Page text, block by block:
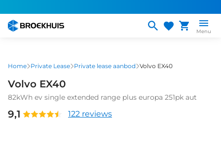
naar
gaan
Menu
Home Private Lease Private lease aanbod Volvo EX40
Volvo EX40
82kWh ev single extended range plus europa 251pk aut
9,1 122 reviews